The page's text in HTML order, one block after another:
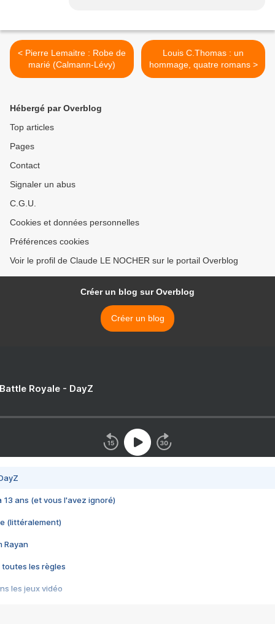
< Pierre Lemaitre : Robe de
marié (Calmann-Lévy)
Louis C.Thomas : un
hommage, quatre romans >
Hébergé par Overblog
Top articles
Pages
Contact
Signaler un abus
C.G.U.
Cookies et données personnelles
Préférences cookies
Voir le profil de Claude LE NOCHER sur le portail Overblog
Créer un blog sur Overblog
Créer un blog
Royale - DayZ
13 ans (et vous l'avez ignoré)
(littéralement)
Rayan
toutes les règles
les jeux vidéo